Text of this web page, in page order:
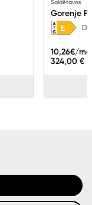
Saldētavas
Gorenje
324,00 €
10,26€/